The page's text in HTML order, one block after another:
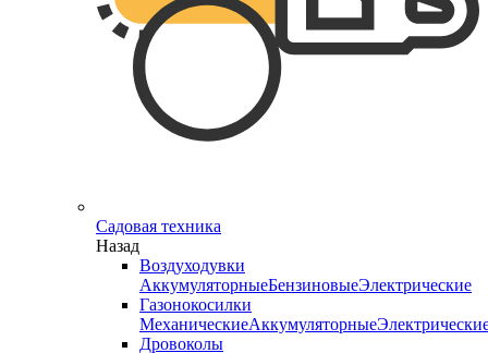
Садовая техника
Назад
Воздуходувки
АккумуляторныеБензиновыеЭлектрические
Газонокосилки
МеханическиеАккумуляторные
Дровоколы